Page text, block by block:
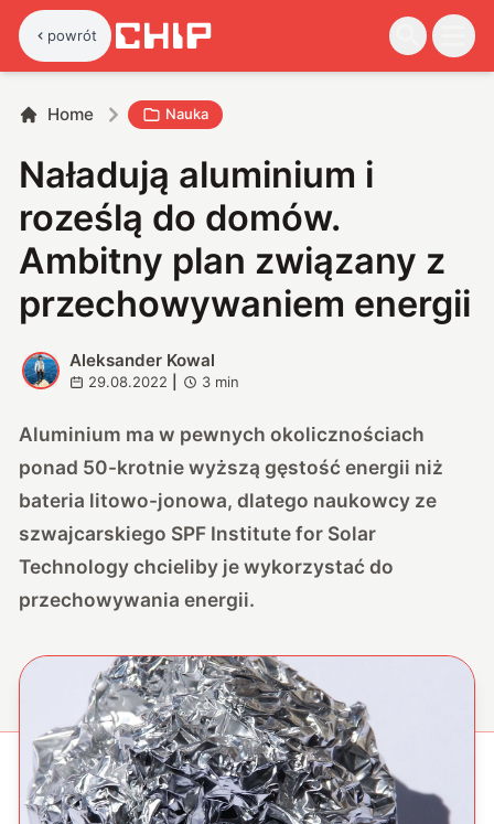
powrót
Home Nauka
Naładują aluminium i
roześlą do domów.
Ambitny plan związany z
przechowywaniem energii
A
Aleksander Kowal
29.08.2022 3 min
Aluminium ma w pewnych okolicznościach
ponad 50-krotnie wyższą gęstość energii niż
bateria litowo-jonowa, dlatego naukowcy ze
szwajcarskiego SPF Institute for Solar
Technology chcieliby je wykorzystać do
przechowywania energii.